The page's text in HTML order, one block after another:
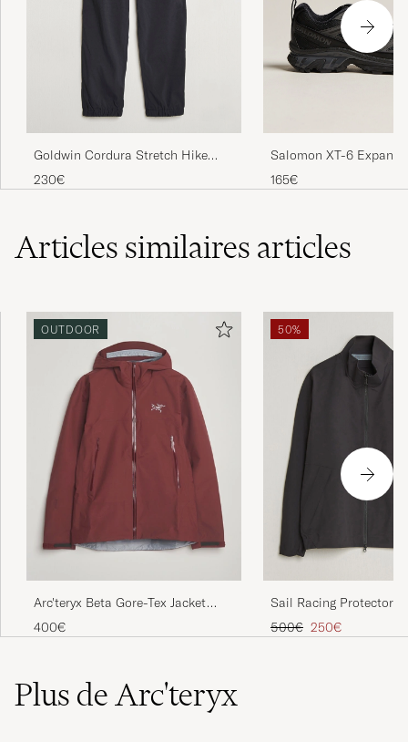
Goldwin Cordura Stretch Hike
Pants Black
230€
Salomon XT-6
Black
165€
Articles similaires articles
OUTDOOR
Arc'teryx Beta Gore-Tex Jacket
Mars
400€
50%
Sail Racing Protector
Jacket Carbon
Prix ordinaire
500€ Prix réduit
250€
Plus de Arc'teryx